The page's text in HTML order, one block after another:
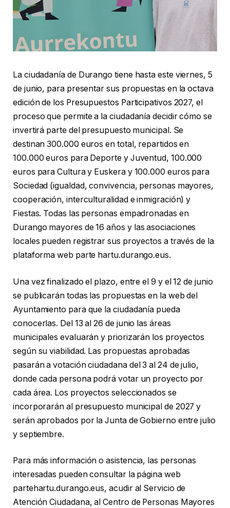
La ciudadanía de Durango tiene hasta este viernes, 5
de junio, para presentar sus propuestas en la octava
edición de los Presupuestos Participativos 2027, el
proceso que permite a la ciudadanía decidir cómo se
invertirá parte del presupuesto municipal. Se
destinan 300.000 euros en total, repartidos en
100.000 euros para Deporte y Juventud, 100.000
euros para Cultura y Euskera y 100.000 euros para
Sociedad (igualdad, convivencia, personas mayores,
cooperación, interculturalidad e inmigración) y
Fiestas. Todas las personas empadronadas en
Durango mayores de 16 años y las asociaciones
locales pueden registrar sus proyectos a través de la
plataforma web parte hartu.durango.eus.
Una vez finalizado el plazo, entre el 9 y el 12 de junio
se publicarán todas las propuestas en la web del
Ayuntamiento para que la ciudadanía pueda
conocerlas. Del 13 al 26 de junio las áreas
municipales evaluarán y priorizarán los proyectos
según su viabilidad. Las propuestas aprobadas
pasarán a votación ciudadana del 3 al 24 de julio,
donde cada persona podrá votar un proyecto por
cada área. Los proyectos seleccionados se
incorporarán al presupuesto municipal de 2027 y
serán aprobados por la Junta de Gobierno entre julio
y septiembre.
Para más información o asistencia, las personas
interesadas pueden consultar la página web
partehartu.durango.eus, acudir al Servicio de
Atención Ciudadana, al Centro de Personas Mayores